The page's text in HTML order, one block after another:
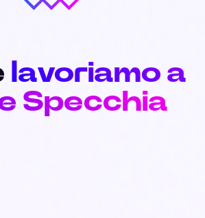
lavoriamo a
Specchia